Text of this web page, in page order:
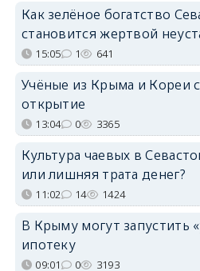
Как зелёное богатство
становится жертвой
15:05 1 641
Учёные из Крыма и Кореи
открытие
13:04 0 3365
Культура чаевых в
или лишняя трата денег?
11:02 14 1424
В Крыму могут запустить
ипотеку
09:01 0 3193